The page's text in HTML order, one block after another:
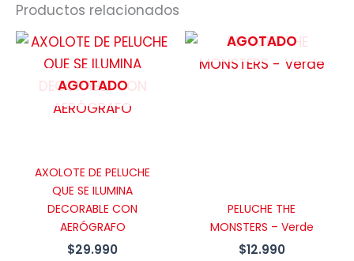
Productos relacionados
AGOTADO
AXOLOTE DE PELUCHE
QUE SE ILUMINA
DECORABLE CON
AERÓGRAFO
$29.990
AGOTADO
PELUCHE THE
MONSTERS – Verde
$12.990